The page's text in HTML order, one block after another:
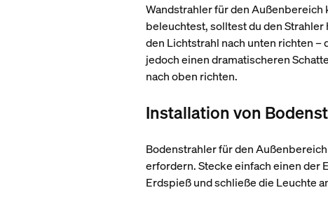
Wandstrahler für den
beleuchtest, solltest du den
den Lichtstrahl nach unten richten –
jedoch einen dramatischeren
nach oben richten.
Installation von
Bodenstrahler für den
erfordern. Stecke einfach einen der
Erdspieß und schließe die Leuchte